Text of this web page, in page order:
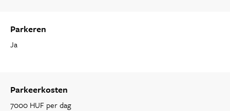
Parkeren
Ja
Parkeerkosten
7000 HUF per dag